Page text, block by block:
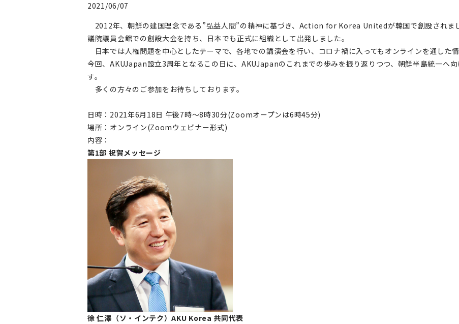
2021/06/07
2012年、朝鮮の建国理念である”弘益人間”の精神に基づき、Action for Korea Unitedが韓国で創設されま
議院議員会館での創設大会を持ち、日本でも正式に組織として出発しました。
日本では人権問題を中心としたテーマで、各地での講演会を行い、コロナ禍に入ってもオンラインを通した
今回、AKUJapan設立3周年となるこの日に、AKUJapanのこれまでの歩みを振り返りつつ、朝鮮半島統一へ
す。
多くの方々のご参加をお待ちしております。
日時：2021年6月18日 午後7時～8時30分(Zoomオープンは6時45分)
場所：オンライン(Zoomウェビナー形式)
内容：
第1部 祝賀メッセージ
徐 仁澤（ソ・インテク）AKU Korea 共同代表